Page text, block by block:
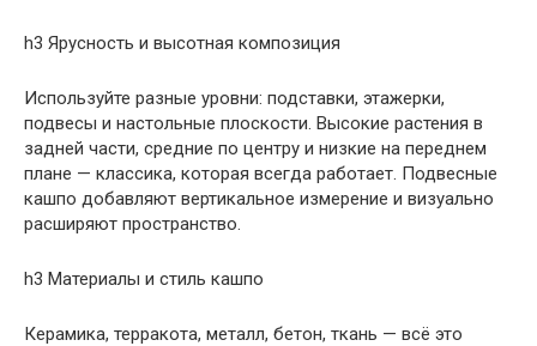
h3 Ярусность и высотная композиция
Используйте разные уровни: подставки, этажерки,
подвесы и настольные плоскости. Высокие растения в
задней части, средние по центру и низкие на переднем
плане — классика, которая всегда работает. Подвесные
кашпо добавляют вертикальное измерение и визуально
расширяют пространство.
h3 Материалы и стиль кашпо
Керамика, терракота, металл, бетон, ткань — всё это